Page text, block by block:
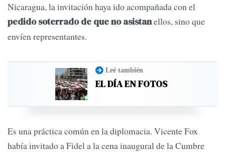
Nicaragua, la invitación haya ido acompañada con el
pedido soterrado de que no asistanellos, sino que
envíen representantes.
Leé también
EL DÍA EN FOTOS
Es una práctica común en la diplomacia. Vicente Fox
había invitado a Fidel a la cena inaugural de la Cumbre